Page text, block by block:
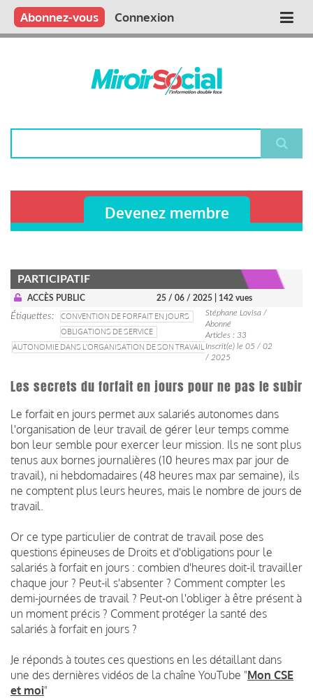
Aller
contenu
Main
Qui sommes nous ?
Vous publiez
Nous publions
Contactez-nous
Abonnez-vous Connexion
Devenez membre
PARTICIPATIF
ACCÈS PUBLIC 25 / 06 / 2025 | 142 vues
Étiquettes
CONVENTION DE FORFAIT EN JOURS
OBLIGATIONS DE SERVICE
AUTONOMIE DANS L'ORGANISATION DE SON TRAVAIL
Stéphane Lovisa /
Abonné
Articles : 33
Inscrit(e) le 05 / 02
/ 2025
Les secrets du forfait en jours pour ne pas le subir
Le forfait en jours permet aux salariés autonomes dans
l'organisation de leur travail de gérer leur temps comme
bon leur semble pour exercer leur mission. Ils ne sont plus
tenus aux bornes journalières (10 heures max par jour de
travail), ni hebdomadaires (48 heures max par semaine), ils
ne comptent plus leurs heures, mais le nombre de jours de
travail.
Or ce type particulier de contrat de travail pose des
questions épineuses de Droits et d'obligations pour le
salariés à forfait en jours : combien d'heures doit-il travailler
chaque jour ? Peut-il s'absenter ? Comment compter les
demi-journées de travail ? Peut-on l'obliger à être présent à
un moment précis ? Comment protéger la santé des
salariés à forfait en jours ?
Je réponds à toutes ces questions en les détaillant dans
une des dernières vidéos de la chaîne YouTube "Mon CSE
et moi"